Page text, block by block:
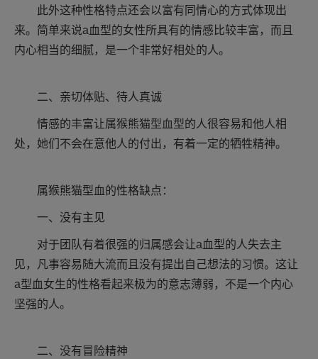
此外这种性格特点还会以富有同情心的方式体现出
来。简单来说a血型的女性所具有的情感比较丰富，而且
内心相当的细腻，是一个非常好相处的人。
二、亲切体贴、待人真诚
情感的丰富让属猴熊猫型血型的人很容易和他人相
处，她们不会在意他人的付出，有着一定的牺牲精神。
属猴熊猫型血的性格缺点：
一、没有主见
对于团队有着很强的归属感会让a血型的人失去主
见，凡事容易随大流而且没有提出自己想法的习惯。这让
a型血女生的性格看起来极为的意志薄弱，不是一个内心
坚强的人。
二、没有冒险精神